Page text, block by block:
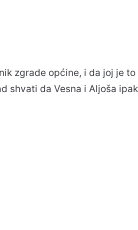
zgrade općine, i da joj je
shvati da Vesna i Aljoša